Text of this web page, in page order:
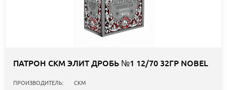
ПАТРОН СКМ ЭЛИТ ДРОБЬ №1 12/70 32ГР NOBEL
ПРОИЗВОДИТЕЛЬ: СКМ